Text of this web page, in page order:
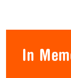
In